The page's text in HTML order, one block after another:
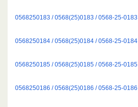
0568250183 / 0568(25)0183 / 0568-25-0183
0568250184 / 0568(25)0184 / 0568-25-0184
0568250185 / 0568(25)0185 / 0568-25-0185
0568250186 / 0568(25)0186 / 0568-25-0186